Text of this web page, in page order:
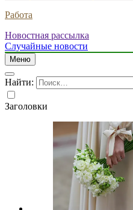
Работа
Новостная рассылка
Случайные новости
Меню
Найти:
Заголовки